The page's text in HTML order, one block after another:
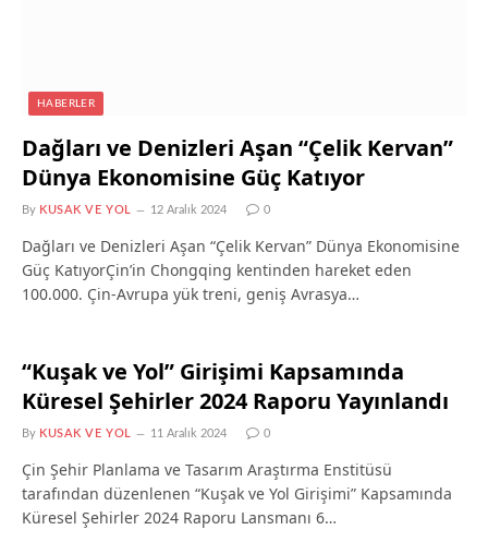
HABERLER
Dağları ve Denizleri Aşan “Çelik Kervan”
Dünya Ekonomisine Güç Katıyor
By KUSAK VE YOL 12 Aralık 2024 0
Dağları ve Denizleri Aşan “Çelik Kervan” Dünya Ekonomisine
Güç KatıyorÇin’in Chongqing kentinden hareket eden
100.000. Çin-Avrupa yük treni, geniş Avrasya…
“Kuşak ve Yol” Girişimi Kapsamında
Küresel Şehirler 2024 Raporu Yayınlandı
By KUSAK VE YOL 11 Aralık 2024 0
Çin Şehir Planlama ve Tasarım Araştırma Enstitüsü
tarafından düzenlenen “Kuşak ve Yol Girişimi” Kapsamında
Küresel Şehirler 2024 Raporu Lansmanı 6…